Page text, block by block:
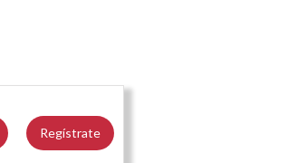
Regístrate